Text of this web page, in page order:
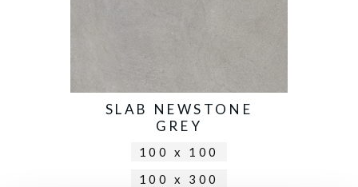
SLAB NEWSTONE
GREY
100 x 100
100 x 300